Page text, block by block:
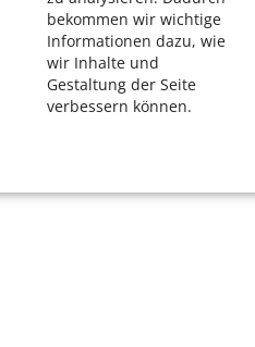
bekommen wir wichtige
Informationen dazu, wie
wir Inhalte und
Gestaltung der Seite
verbessern können.
Spartipp